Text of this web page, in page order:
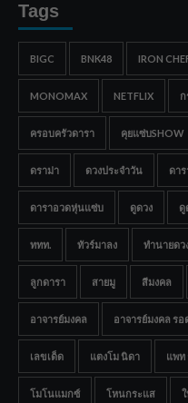
Tags
BIGC BNK48 IRON
MONOMAX NETFLIX
ครอบครัวดารา คุยแซ่บSHOW
ดราม่า ดวงประจำวัน ดาร
ดาราอวดหุ่นแซ่บ ดูดวง ดู
ททท. ทัวร์มาลง ทำนายดว
ลูกดารา สายมู สีมงคล
อาจารย์มงคล อาจารย์มงคล รอ
เลขเด็ด แตงโม นิดา แพท
โมโนแมกซ์ โหนกระแส